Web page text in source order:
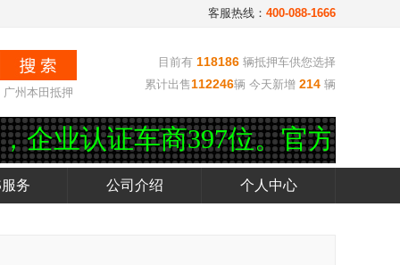
客服热线： 400-088-1666
广州本田抵押
目前有 118186 辆抵押车供您选择
累计出售112246辆 今天新增 214 辆
证车商397位。官方客服电话
务 公司介绍 个人中心